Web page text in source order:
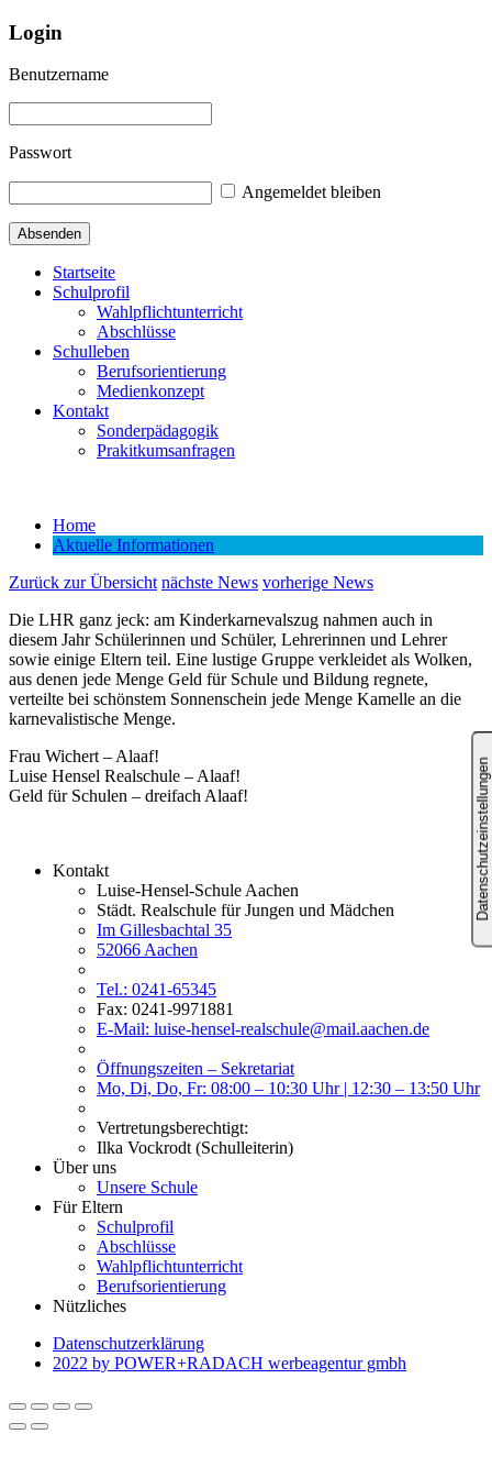
Login
Benutzername
Passwort
Angemeldet bleiben
Startseite
Schulprofil
Wahlpflichtunterricht
Abschlüsse
Schulleben
Berufsorientierung
Medienkonzept
Kontakt
Sonderpädagogik
Prakitkumsanfragen
Home
Aktuelle Informationen
Zurück zur Übersicht nächste News vorherige News
Die LHR ganz jeck: am Kinderkarnevalszug nahmen auch in
diesem Jahr Schülerinnen und Schüler, Lehrerinnen und Lehrer
sowie einige Eltern teil. Eine lustige Gruppe verkleidet als Wolken,
aus denen jede Menge Geld für Schule und Bildung regnete,
verteilte bei schönstem Sonnenschein jede Menge Kamelle an die
karnevalistische Menge.
Frau Wichert – Alaaf!
Luise Hensel Realschule – Alaaf!
Geld für Schulen – dreifach Alaaf!
Kontakt
Luise-Hensel-Schule Aachen
Städt. Realschule für Jungen und Mädchen
Im Gillesbachtal 35
52066 Aachen
Tel.: 0241-65345
Fax: 0241-9971881
E-Mail: luise-hensel-realschule@mail.aachen.de
Öffnungszeiten – Sekretariat
Mo, Di, Do, Fr: 08:00 – 10:30 Uhr | 12:30 – 13:50 Uhr
Vertretungsberechtigt:
Ilka Vockrodt (Schulleiterin)
Über uns
Unsere Schule
Für Eltern
Schulprofil
Abschlüsse
Wahlpflichtunterricht
Berufsorientierung
Nützliches
Datenschutzerklärung
2022 by POWER+RADACH werbeagentur gmbh